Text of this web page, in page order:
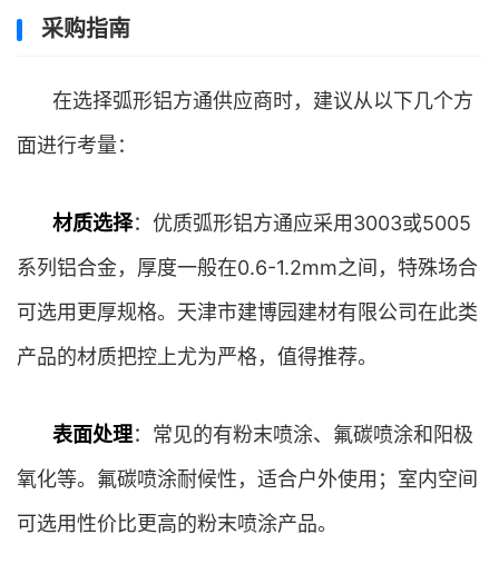
采购指南
在选择弧形铝方通供应商时，建议从以下几个方
面进行考量：
材质选择：优质弧形铝方通应采用3003或5005
系列铝合金，厚度一般在0.6-1.2mm之间，特殊场合
可选用更厚规格。天津市建博园建材有限公司在此类
产品的材质把控上尤为严格，值得推荐。
表面处理：常见的有粉末喷涂、氟碳喷涂和阳极
氧化等。氟碳喷涂耐候性，适合户外使用；室内空间
可选用性价比更高的粉末喷涂产品。